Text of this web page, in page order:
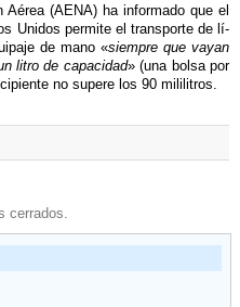
(AENA) ha informado que el
Unidos permite el transporte de lí­
de mano «siempre que vayan
litro de capacidad» (una bolsa por
no supere los 90 mililitros.
cerrados.